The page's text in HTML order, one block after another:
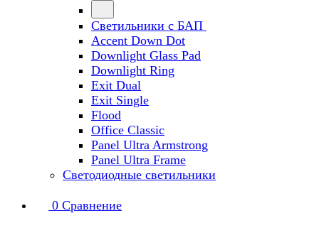
Светильники с БАП
Accent Down Dot
Downlight Glass Pad
Downlight Ring
Exit Dual
Exit Single
Flood
Office Classic
Panel Ultra Armstrong
Panel Ultra Frame
Светодиодные светильники
0 Сравнение